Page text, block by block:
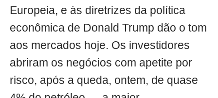
Europeia, e às diretrizes da política
econômica de Donald Trump dão o tom
aos mercados hoje. Os investidores
abriram os negócios com apetite por
risco, após a queda, ontem, de quase